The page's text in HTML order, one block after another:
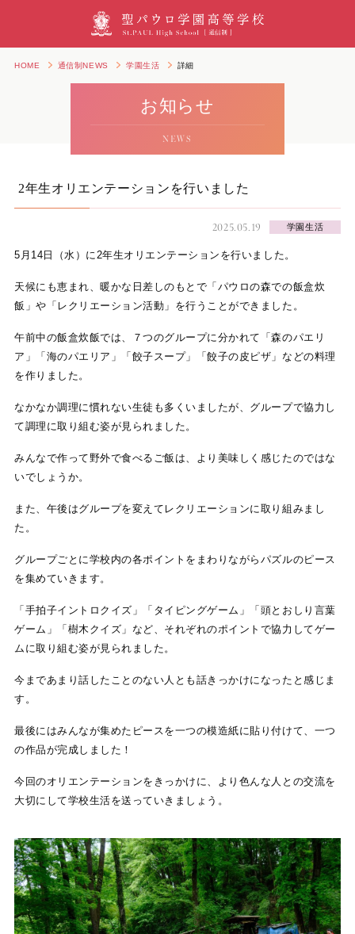
HOME 通信制NEWS 学園生活 詳細
お知らせ
NEWS
2年生オリエンテーションを行いました
2025.05.19 学園生活
5月14日（水）に2年生オリエンテーションを行いました。
天候にも恵まれ、暖かな日差しのもとで「パウロの森での飯盒炊
飯」や「レクリエーション活動」を行うことができました。
午前中の飯盒炊飯では、７つのグループに分かれて「森のパエリ
ア」「海のパエリア」「餃子スープ」「餃子の皮ピザ」などの料理
を作りました。
なかなか調理に慣れない生徒も多くいましたが、グループで協力し
て調理に取り組む姿が見られました。
みんなで作って野外で食べるご飯は、より美味しく感じたのではな
いでしょうか。
また、午後はグループを変えてレクリエーションに取り組みまし
た。
グループごとに学校内の各ポイントをまわりながらパズルのピース
を集めていきます。
「手拍子イントロクイズ」「タイピングゲーム」「頭とおしり言葉
ゲーム」「樹木クイズ」など、それぞれのポイントで協力してゲー
ムに取り組む姿が見られました。
今まであまり話したことのない人とも話きっかけになったと感じま
す。
最後にはみんなが集めたピースを一つの模造紙に貼り付けて、一つ
の作品が完成しました！
今回のオリエンテーションをきっかけに、より色んな人との交流を
大切にして学校生活を送っていきましょう。